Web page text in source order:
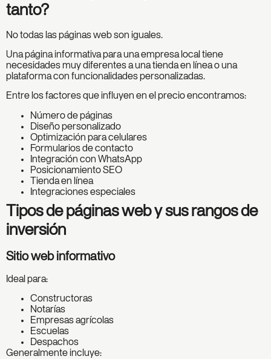
tanto?
No todas las páginas web son iguales.
Una página informativa para una empresa local tiene
necesidades muy diferentes a una tienda en línea o una
plataforma con funcionalidades personalizadas.
Entre los factores que influyen en el precio encontramos:
Número de páginas
Diseño personalizado
Optimización para celulares
Formularios de contacto
Integración con WhatsApp
Posicionamiento SEO
Tienda en línea
Integraciones especiales
Tipos de páginas web y sus rangos de
inversión
Sitio web informativo
Ideal para:
Constructoras
Notarías
Empresas agrícolas
Escuelas
Despachos
Generalmente incluye: